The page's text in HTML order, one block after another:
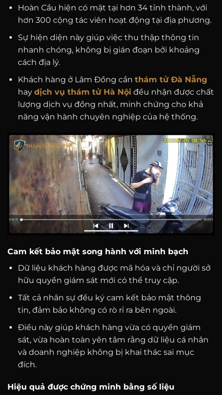
Hoàn Cầu hiện có mặt tại hơn 34 tỉnh thành, với
hơn 300 cộng tác viên hoạt động tại địa phương.
Sự hiện diện này giúp việc thu thập thông tin
nhanh chóng, không bị gián đoạn bởi khoảng
cách địa lý.
Khách hàng ở Lâm Đồng cần thám tử Đà Nẵng
hay dịch vụ thám tử Hà Nội đều nhận được chất
lượng dịch vụ đồng nhất, minh chứng cho khả
năng vận hành chuyên nghiệp của hệ thống.
Cam kết bảo mật song hành với minh bạch
Dữ liệu khách hàng được mã hóa và chỉ người sở
hữu quyền giám sát mới có thể truy cập.
Tất cả nhân sự đều ký cam kết bảo mật thông
tin, đảm bảo không có rò rỉ ra bên ngoài.
Điều này giúp khách hàng vừa có quyền giám
sát, vừa hoàn toàn yên tâm rằng dữ liệu cá nhân
và doanh nghiệp không bị khai thác sai mục
đích.
Hiệu quả được chứng minh bằng số liệu